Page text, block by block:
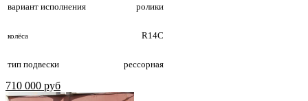
вариант исполнения ролики
колёса R14С
тип подвески рессорная
710 000 руб